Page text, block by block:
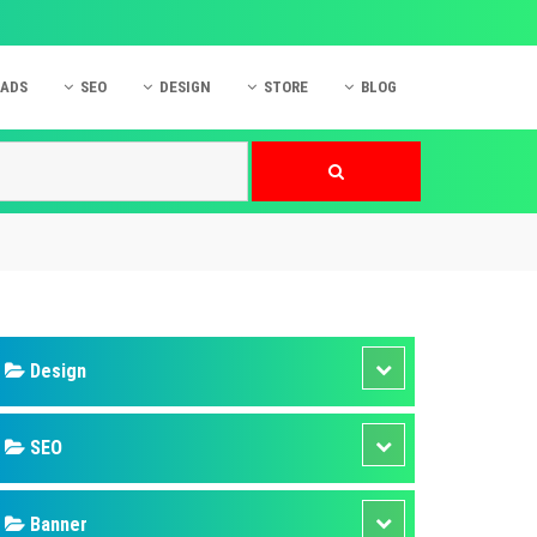
cáo Skype
cáo TVC
cáo Cốc Cốc
ứng dụng hay
SEO DESIGN STORE BLOG